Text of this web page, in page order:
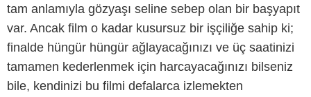
tam anlamıyla gözyaşı seline sebep olan bir başyapıt
var. Ancak film o kadar kusursuz bir işçiliğe sahip ki;
finalde hüngür hüngür ağlayacağınızı ve üç saatinizi
tamamen kederlenmek için harcayacağınızı bilseniz
bile, kendinizi bu filmi defalarca izlemekten